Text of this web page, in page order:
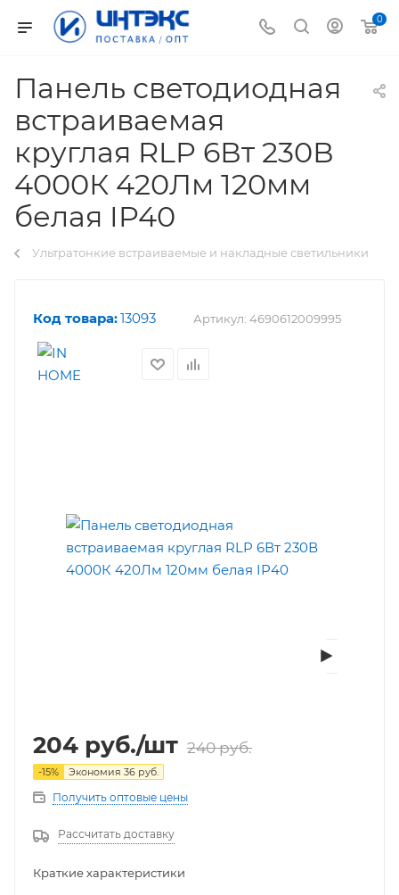
0
Панель светодиодная
встраиваемая
круглая RLP 6Вт 230В
4000К 420Лм 120мм
белая IP40
Ультратонкие встраиваемые и накладные светильники
Код товара:13093 Артикул: 4690612009995
204 руб./шт 240руб.
-15% Экономия 36 руб.
Получить оптовые цены
Рассчитать доставку
Краткие характеристики